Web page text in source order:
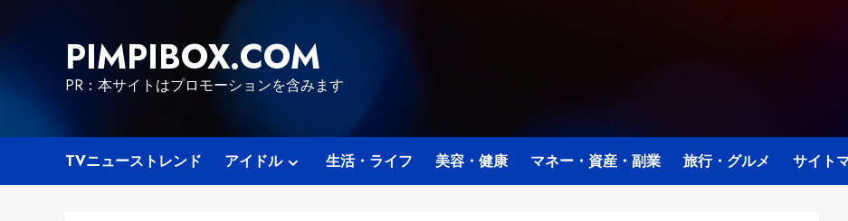
PIMPIBOX.COM
PR：本サイトはプロモーションを含みます
TVニューストレンド アイドル 生活・ライフ 美容・健康 マネー・資産・副業 旅行・グルメ サイト